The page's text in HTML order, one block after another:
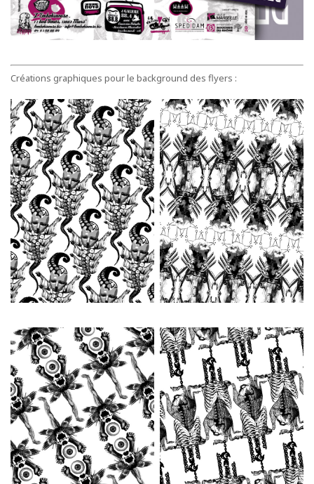
Créations graphiques pour le background des flyers :